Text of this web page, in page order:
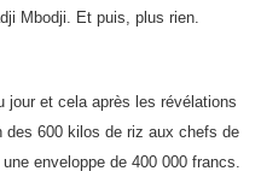
Mbodji. Et puis, plus rien.
jour et cela après les révélations
des 600 kilos de riz aux chefs de
enveloppe de 400 000 francs.